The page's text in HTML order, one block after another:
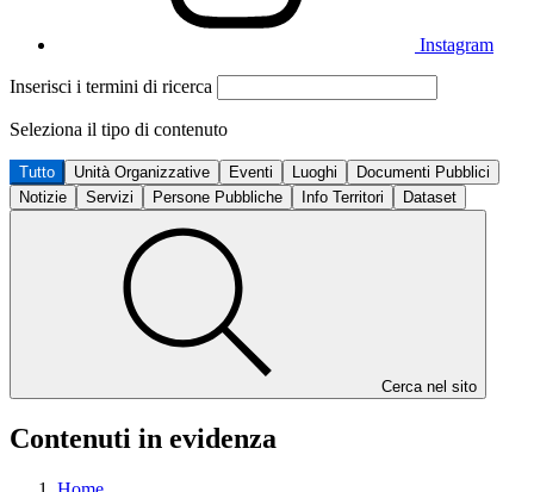
Instagram
Inserisci i termini di ricerca
Seleziona il tipo di contenuto
Tutto Unità Organizzative Eventi Luoghi
Documenti Pubblici
Notizie
Servizi Persone Pubbliche Info Territori Dataset
Cerca nel sito
Contenuti in evidenza